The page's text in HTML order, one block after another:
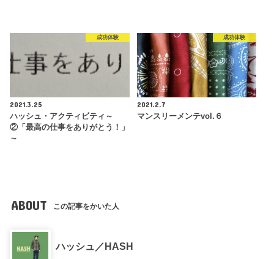
成功体験
2021.3.25
ハッシュ・アクティビティ～
②「最高の仕事をありがとう！」
～
成功体験
2021.2.7
マンスリーメンテvol.６
ABOUT この記事をかいた人
ハッシュ／HASH